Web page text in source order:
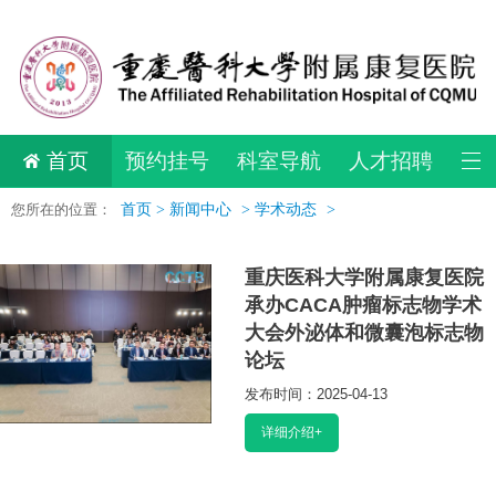
首页 预约挂号 科室导航 人才招聘
您所在的位置： 首页 > 新闻中心 > 学术动态 >
重庆医科大学附属康复医院
承办CACA肿瘤标志物学术
大会外泌体和微囊泡标志物
论坛
发布时间：2025-04-13
阅读：33708
详细介绍+